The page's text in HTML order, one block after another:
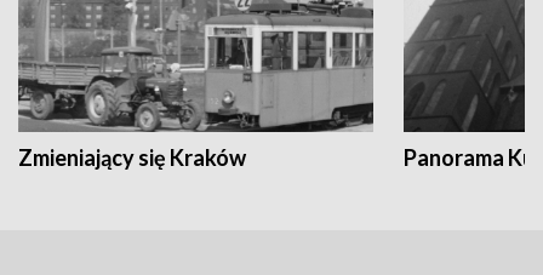
Zmieniający się Kraków Panorama